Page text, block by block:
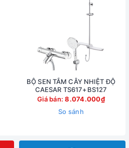
BỘ SEN TẮM CÂY NHIỆT ĐỘ
CAESAR TS617+BS127
Giá bán:8.074.000₫
So sánh